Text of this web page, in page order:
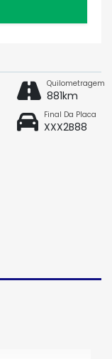
Quilometragem
881km
Final Da Placa
XXX2B88